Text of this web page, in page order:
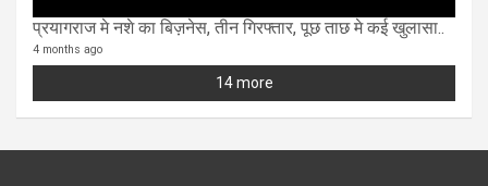
प्रयागराज मे नशे का बिज़नेस, तीन गिरफ्तार, पूछ ताछ मे कई खुलासा..
4 months ago
14 more